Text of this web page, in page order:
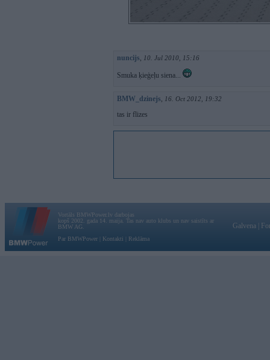
nuncijs, 10. Jul 2010, 15:16
Smuka ķieģeļu siena...
BMW_dzinejs, 16. Oct 2012, 19:32
tas ir flizes
Vortāls BMWPower.lv darbojas
kopš 2002. gada 14. maija. Tas nav auto klubs un nav saistīts ar
BMW AG.
Par BMWPower
Kontakti Reklāma
Galvena